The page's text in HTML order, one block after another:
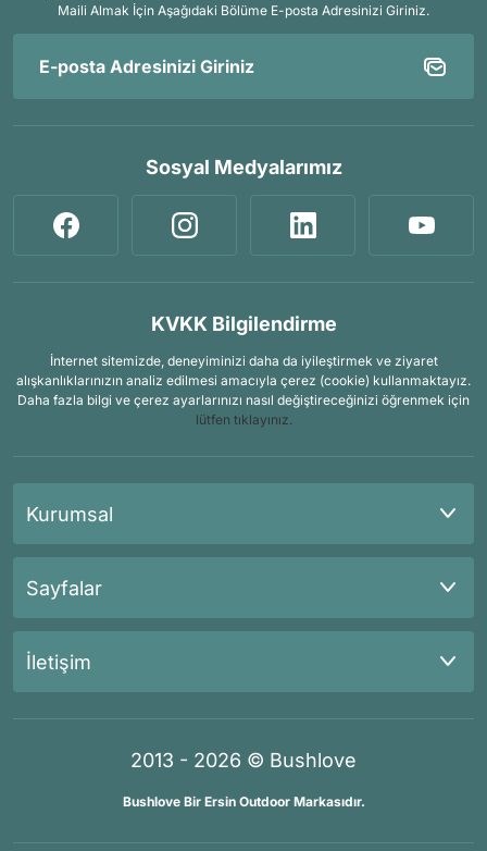
Maili Almak İçin Aşağıdaki Bölüme E-posta Adresinizi Giriniz.
Sosyal Medyalarımız
KVKK Bilgilendirme
İnternet sitemizde, deneyiminizi daha da iyileştirmek ve ziyaret
alışkanlıklarınızın analiz edilmesi amacıyla çerez (cookie) kullanmaktayız.
Daha fazla bilgi ve çerez ayarlarınızı nasıl değiştireceğinizi öğrenmek için
lütfen tıklayınız.
Kurumsal
Sayfalar
İletişim
2013 - 2026 © Bushlove
Bushlove Bir Ersin Outdoor Markasıdır.